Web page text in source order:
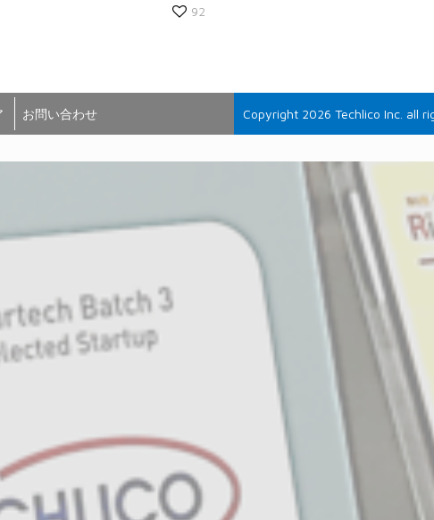
92
お問い合わせ Copyright 2026 Techlico Inc. all